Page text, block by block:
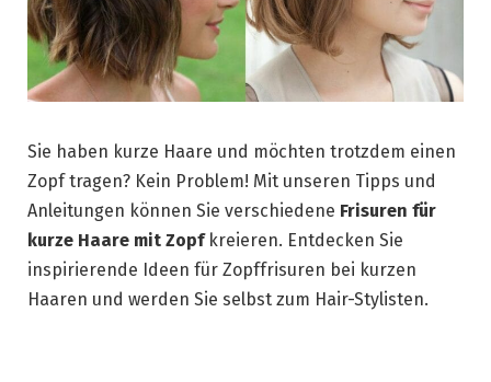
Sie haben kurze Haare und möchten trotzdem einen
Zopf tragen? Kein Problem! Mit unseren Tipps und
Anleitungen können Sie verschiedene Frisuren für
kurze Haare mit Zopfkreieren. Entdecken Sie
inspirierende Ideen für Zopffrisuren bei kurzen
Haaren und werden Sie selbst zum Hair-Stylisten.